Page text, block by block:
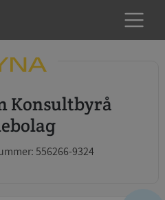
556266-9324